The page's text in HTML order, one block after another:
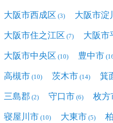
大阪市西成区 (3) 大阪市淀
大阪市住之江区 (7) 大阪市
大阪市中央区 (10) 豊中市
高槻市 (10) 茨木市 (14) 箕
三島郡 (2) 守口市 (6) 枚方
寝屋川市 (10) 大東市 (5)